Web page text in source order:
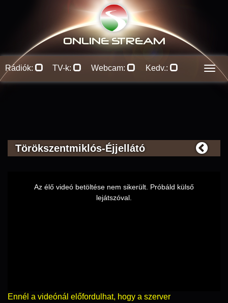
ONLINE STREAM
Rádiók: TV-k: Webcam: Kedv.:
Törökszentmiklós-Éjjellátó
Az élő videó betöltése nem sikerült. Próbáld külső
lejátszóval.
Ennél a videónál előfordulhat, hogy a szerver